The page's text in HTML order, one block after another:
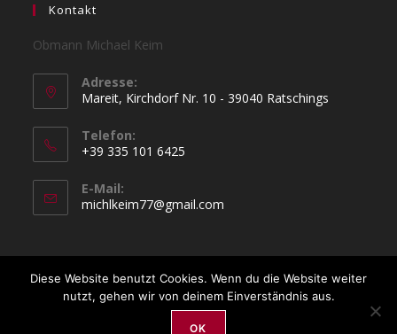
Kontakt
Obmann Michael Keim
Adresse:
Mareit, Kirchdorf Nr. 10 - 39040 Ratschings
Telefon:
+39 335 101 6425
in
your
E-Mail:
michlkeim77@gmail.com
Links Kontakt Impressum / Datenschutz
OceanWP Theme by Nick modified by --|CUBA|--
Diese Website benutzt Cookies. Wenn du die Website weiter
nutzt, gehen wir von deinem Einverständnis aus.
OK